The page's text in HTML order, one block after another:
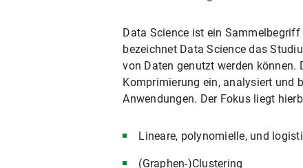
Data Science ist ein
bezeichnet Data Science das
von Daten genutzt werden können.
Komprimierung ein, analysiert und
Anwendungen. Der Fokus liegt
Lineare, polynomielle, und
(Graphen-)Clustering